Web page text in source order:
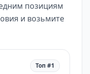
позициям
и возьмите
Топ #1